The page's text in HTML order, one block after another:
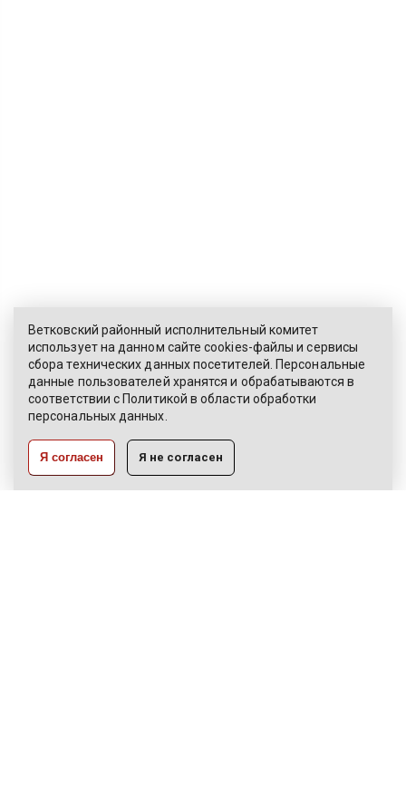
ЭЛЕКТРОННОЕ ОБРАЩЕНИЕ
КАРТА САЙТА
РАЗРАБОТКА:
ЦВР «Октябрьский»
Ветковский районный исполнительный комитет
использует на данном сайте cookies-файлы и сервисы
сбора технических данных посетителей. Персональные
данные пользователей хранятся и обрабатываются в
соответствии с Политикой в области обработки
персональных данных.
Я не согласен
Я согласен